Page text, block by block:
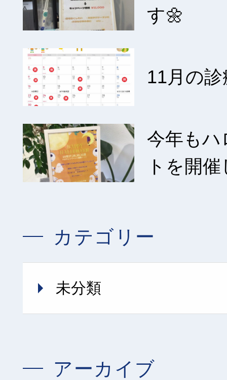
す🌼
11月の
今年も
トを開
カテゴリー
未分類
アーカイブ